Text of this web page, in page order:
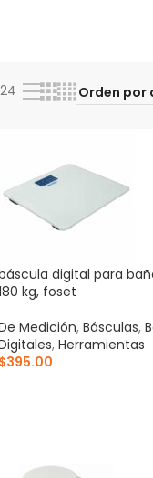
24
digital para
kg, foset
Medición, Básculas,
, Herramientas
$395.00